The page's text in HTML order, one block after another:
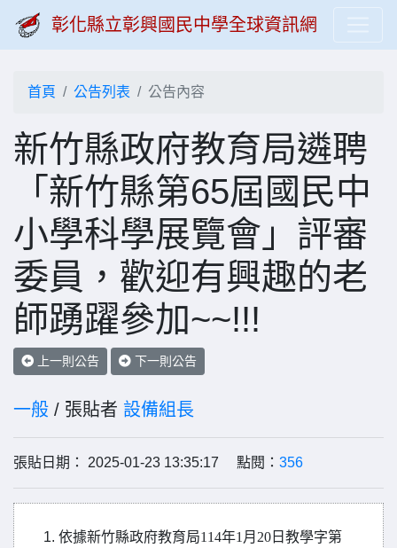
彰化縣立彰興國民中學全球資訊網
首頁 公告列表 公告內容
新竹縣政府教育局遴聘
「新竹縣第65屆國民中
小學科學展覽會」評審
委員，歡迎有興趣的老
師踴躍參加~~!!!
上一則公告 下一則公告
一般 / 張貼者 設備組長
張貼日期： 2025-01-23 13:35:17 點閱： 356
依據新竹縣政府教育局114年1月20日教學字第